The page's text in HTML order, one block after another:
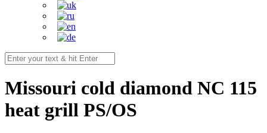
Missouri cold diamond NC 115
heat grill PS/OS